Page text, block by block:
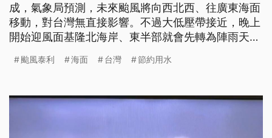
成，氣象局預測，未來颱風將向西北西、往廣東海面
移動，對台灣無直接影響。不過大低壓帶接近，晚上
開始迎風面基隆北海岸、東半部就會先轉為陣雨天
颱風泰利 海面 台灣 節約用水